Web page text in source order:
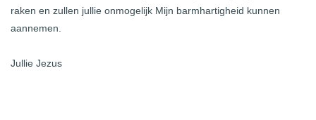
raken en zullen jullie onmogelijk Mijn barmhartigheid kunnen
aannemen.
Jullie Jezus